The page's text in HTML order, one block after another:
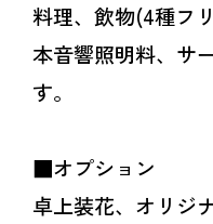
料理、飲物(4種フ
本音響照明料、サ
す。
■オプション
卓上装花、オリジ